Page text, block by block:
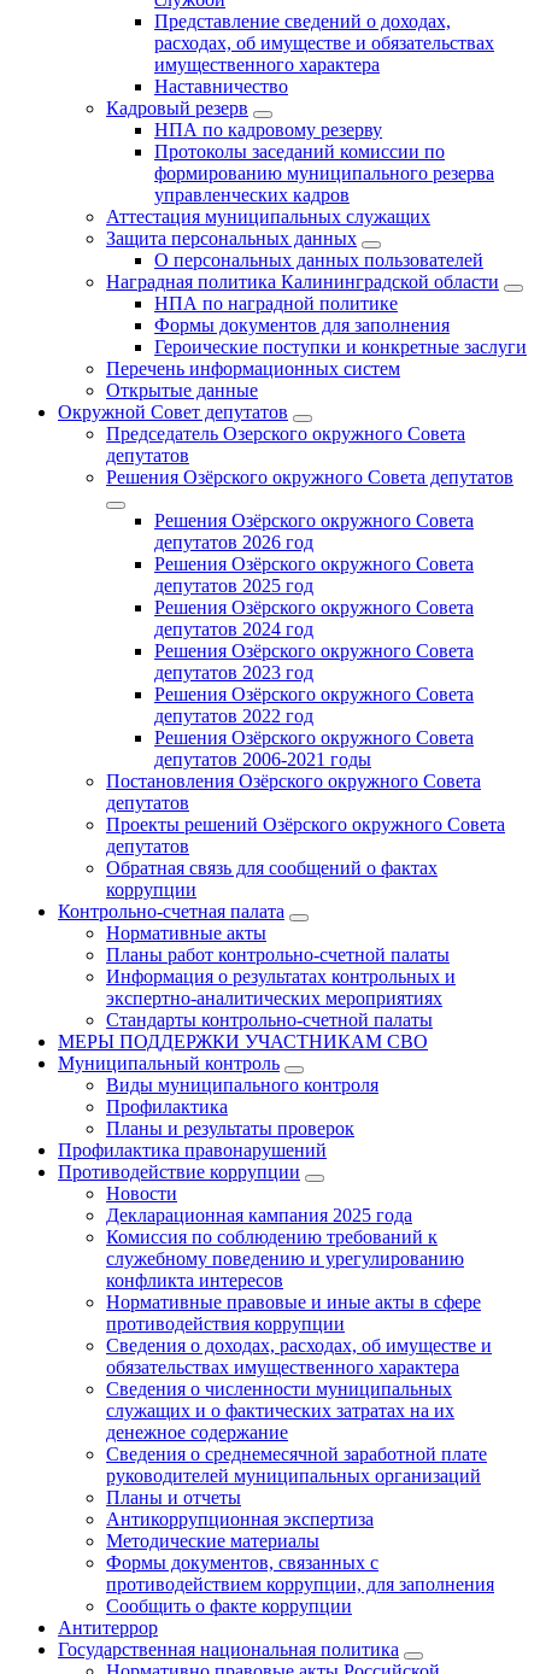
Представление сведений о доходах,
расходах, об имуществе и обязательствах
имущественного характера
Наставничество
Кадровый резерв
НПА по кадровому резерву
Протоколы заседаний комиссии по
формированию муниципального резерва
управленческих кадров
Аттестация муниципальных служащих
Защита персональных данных
О персональных данных пользователей
Наградная политика Калининградской области
НПА по наградной политике
Формы документов для заполнения
Героические поступки и конкретные заслуги
Перечень информационных систем
Открытые данные
Окружной Совет депутатов
Председатель Озерского окружного Совета
депутатов
Решения Озёрского окружного Совета депутатов
Решения Озёрского окружного Совета
депутатов 2026 год
Решения Озёрского окружного Совета
депутатов 2025 год
Решения Озёрского окружного Совета
депутатов 2024 год
Решения Озёрского окружного Совета
депутатов 2023 год
Решения Озёрского окружного Совета
депутатов 2022 год
Решения Озёрского окружного Совета
депутатов 2006-2021 годы
Постановления Озёрского окружного Совета
депутатов
Проекты решений Озёрского окружного Совета
депутатов
Обратная связь для сообщений о фактах
коррупции
Контрольно-счетная палата
Нормативные акты
Планы работ контрольно-счетной палаты
Информация о результатах контрольных и
экспертно-аналитических мероприятиях
Стандарты контрольно-счетной палаты
МЕРЫ ПОДДЕРЖКИ УЧАСТНИКАМ СВО
Муниципальный контроль
Виды муниципального контроля
Профилактика
Планы и результаты проверок
Профилактика правонарушений
Противодействие коррупции
Новости
Декларационная кампания 2025 года
Комиссия по соблюдению требований к
служебному поведению и урегулированию
конфликта интересов
Нормативные правовые и иные акты в сфере
противодействия коррупции
Сведения о доходах, расходах, об имуществе и
обязательствах имущественного характера
Сведения о численности муниципальных
служащих и о фактических затратах на их
денежное содержание
Сведения о среднемесячной заработной плате
руководителей муниципальных организаций
Планы и отчеты
Антикоррупционная экспертиза
Методические материалы
Формы документов, связанных с
противодействием коррупции, для заполнения
Сообщить о факте коррупции
Антитеррор
Государственная национальная политика